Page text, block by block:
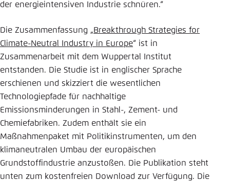
der energieintensiven Industrie schnüren.“
Die Zusammenfassung „Breakthrough Strategies for
Climate-Neutral Industry in Europe“ ist in
Zusammenarbeit mit dem Wuppertal Institut
entstanden. Die Studie ist in englischer Sprache
erschienen und skizziert die wesentlichen
Technologiepfade für nachhaltige
Emissionsminderungen in Stahl-, Zement- und
Chemiefabriken. Zudem enthält sie ein
Maßnahmenpaket mit Politikinstrumenten, um den
klimaneutralen Umbau der europäischen
Grundstoffindustrie anzustoßen. Die Publikation steht
unten zum kostenfreien Download zur Verfügung. Die